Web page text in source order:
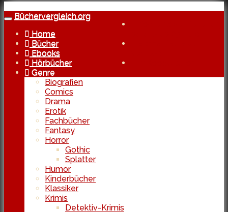
Skip
to
content
Toggle
navigation
Büchervergleich.org
Home
Bücher
Ebooks
Hörbücher
Genre
Biografien
Comics
Drama
Erotik
Fachbücher
Fantasy
Horror
Gothic
Splatter
Humor
Kinderbücher
Klassiker
Krimis
Detektiv-Krimis